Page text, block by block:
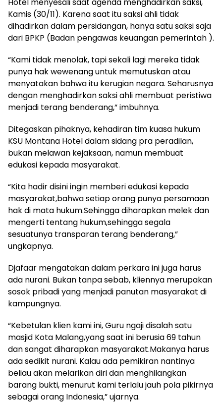
Kamis (30/11). Karena saat itu saksi ahli tidak
dihadirkan dalam persidangan, hanya satu saksi saja
dari BPKP (Badan pengawas keuangan pemerintah ).
“Kami tidak menolak, tapi sekali lagi mereka tidak
punya hak wewenang untuk memutuskan atau
menyatakan bahwa itu kerugian negara. Seharusnya
dengan menghadirkan saksi ahli membuat peristiwa
menjadi terang benderang,” imbuhnya.
Ditegaskan pihaknya, kehadiran tim kuasa hukum
KSU Montana Hotel dalam sidang pra peradilan,
bukan melawan kejaksaan, namun membuat
edukasi kepada masyarakat.
“Kita hadir disini ingin memberi edukasi kepada
masyarakat,bahwa setiap orang punya persamaan
hak di mata hukum.Sehingga diharapkan melek dan
mengerti tentang hukum,sehingga segala
sesuatunya transparan terang benderang,”
ungkapnya.
Djafaar mengatakan dalam perkara ini juga harus
ada nurani. Bukan tanpa sebab, kliennya merupakan
sosok pribadi yang menjadi panutan masyarakat di
kampungnya.
“Kebetulan klien kami ini, Guru ngaji disalah satu
masjid Kota Malang,yang saat ini berusia 69 tahun
dan sangat diharapkan masyarakat.Makanya harus
ada sedikit nurani. Kalau ada pemikiran nantinya
beliau akan melarikan diri dan menghilangkan
barang bukti, menurut kami terlalu jauh pola pikirnya
sebagai orang Indonesia,” ujarnya.